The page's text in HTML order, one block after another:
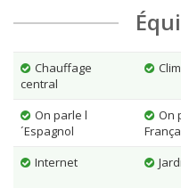
Chauffage
central
On parle l
´Espagnol
On
Internet